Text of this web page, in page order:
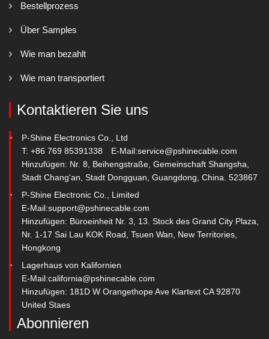
Bestellprozess
Über Samples
Wie man bezahlt
Wie man transportiert
Kontaktieren Sie uns
P-Shine Electronics Co., Ltd
T: +86 769 85391338
E-Mail:service@pshinecable.com
Hinzufügen: Nr. 8, Beihengstraße, Gemeinschaft Shangsha,
Stadt Chang'an, Stadt Dongguan, Guangdong, China. 523867
P-Shine Electronic Co., Limited
E-Mail:support@pshinecable.com
Hinzufügen: Büroeinheit Nr. 3, 13. Stock des Grand City Plaza,
Nr. 1-17 Sai Lau KOK Road, Tsuen Wan, New Territories,
Hongkong
Lagerhaus von Kalifornien
E-Mail:california@pshinecable.com
Hinzufügen: 181D W Orangethope Ave Klartext CA 92870
United Staes
Abonnieren